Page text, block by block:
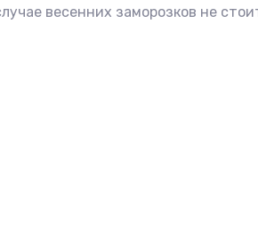
весенних заморозков не